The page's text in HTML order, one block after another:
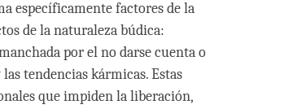
específicamente factores de la
de la naturaleza búdica:
por el no darse cuenta o
tendencias kármicas. Estas
que impiden la liberación,